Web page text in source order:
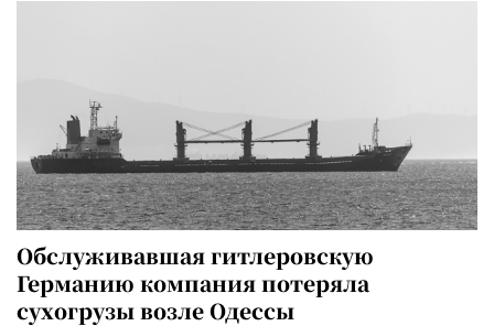
Обслуживавшая гитлеровскую
Германию компания потеряла
сухогрузы возле Одессы